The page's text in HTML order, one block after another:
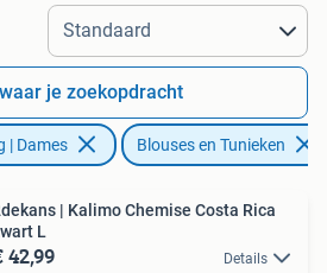
afstanden…
je zoekopdracht
| Dames Blouses en Tunieken
| Kalimo Chemise Costa Rica
L
42,99 Details